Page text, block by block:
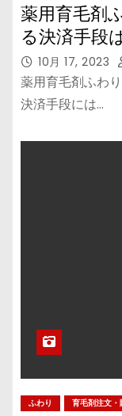
薬用育毛剤
る決済手段
10月 17, 2023
薬用育毛剤ふわ
決済手段には…
ふわり 育毛剤注文